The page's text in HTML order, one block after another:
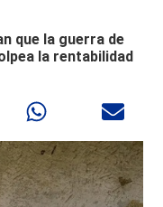
que la guerra de
la rentabilidad